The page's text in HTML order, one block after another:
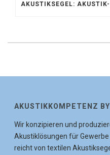
AKUSTIKKOMPETENZ
Wir konzipieren und
Akustiklösungen für
reicht von textilen